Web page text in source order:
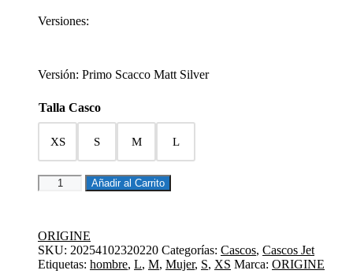
Versiones:
Versión: Primo Scacco Matt Silver
Talla Casco
XS S M L
CASCO
JET
MATT
SILVER
cantidad
Añadir al Carrito
ORIGINE
SKU: 20254102320220 Categorías: Cascos, Cascos Jet
Etiquetas: hombre, L, M, Mujer, S, XS Marca: ORIGINE